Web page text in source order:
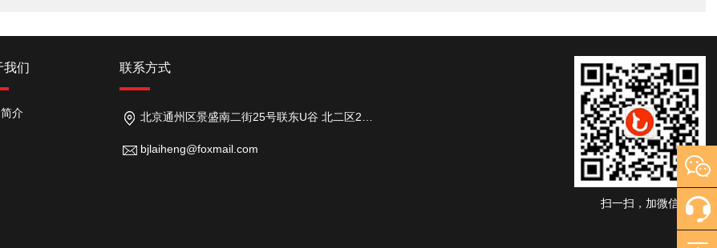
我们
介
联系方式
北京通州区景盛南二街25号联东U谷 北二区26号楼
bjlaiheng@foxmail.com
扫一扫，加微信